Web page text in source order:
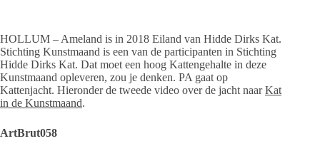
HOLLUM – Ameland is in 2018 Eiland van Hidde Dirks Kat.
Stichting Kunstmaand is een van de participanten in Stichting
Hidde Dirks Kat. Dat moet een hoog Kattengehalte in deze
Kunstmaand opleveren, zou je denken. PA gaat op
Kattenjacht. Hieronder de tweede video over de jacht naarKat
in de Kunstmaand.
ArtBrut058